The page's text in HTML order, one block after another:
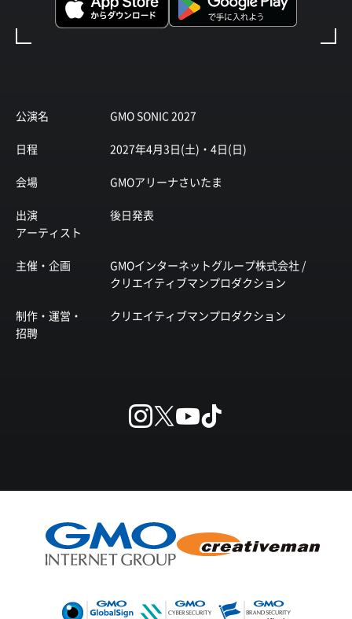
公演名 GMO SONIC 2027
日程 2027年4月3日(土)・4日(日)
会場 GMOアリーナさいたま
出演
アーティスト
後日発表
主催・企画
GMOインターネットグループ株式会社 /
クリエイティブマンプロダクション
制作・運営・
招聘
クリエイティブマンプロダクション